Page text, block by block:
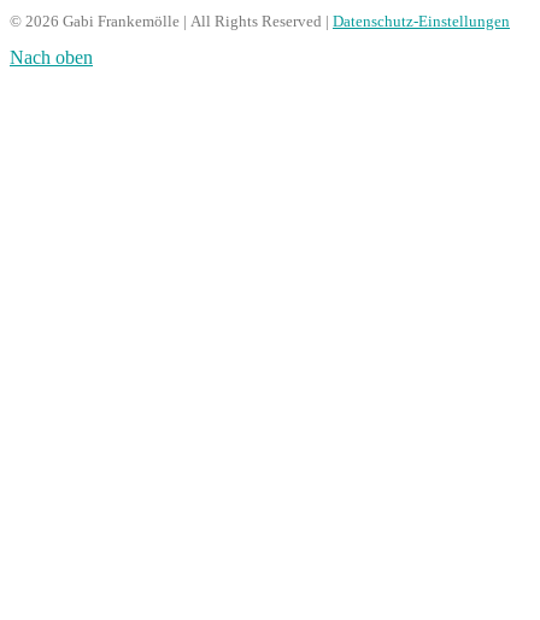
© 2026 Gabi Frankemölle | All Rights Reserved | Datenschutz-Einstellungen
Nach oben